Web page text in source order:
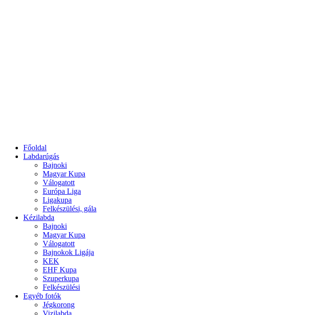
Főoldal
Labdarúgás
Bajnoki
Magyar Kupa
Válogatott
Európa Liga
Ligakupa
Felkészülési, gála
Kézilabda
Bajnoki
Magyar Kupa
Válogatott
Bajnokok Ligája
KEK
EHF Kupa
Szuperkupa
Felkészülési
Egyéb fotók
Jégkorong